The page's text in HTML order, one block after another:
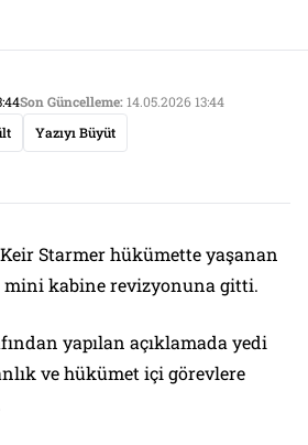
Son Güncelleme:14.05.2026 13:44
Yazıyı Büyüt
Starmer hükümette yaşanan
mini kabine revizyonuna gitti.
yapılan açıklamada yedi
ve hükümet içi görevlere